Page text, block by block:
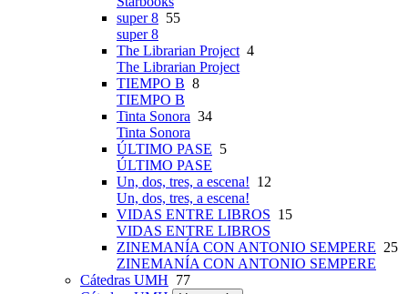
super 8 55
super 8
The Librarian Project4
The Librarian Project
TIEMPO B 8
TIEMPO B
Tinta Sonora 34
Tinta Sonora
ÚLTIMO PASE 5
ÚLTIMO PASE
Un, dos, tres, a escena! 12
Un, dos, tres, a escena!
VIDAS ENTRE LIBROS 15
VIDAS ENTRE LIBROS
ZINEMANÍA CON ANTONIO SEMPERE 25
ZINEMANÍA CON ANTONIO SEMPERE
Cátedras UMH 77